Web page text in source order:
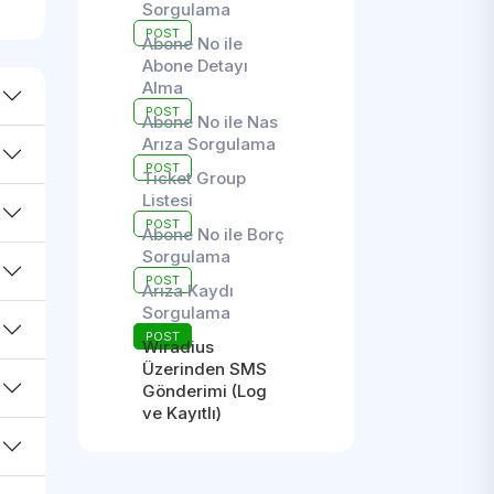
Sorgulama
POST
Abone No ile
Abone Detayı
Alma
POST
Abone No ile Nas
Arıza Sorgulama
POST
Ticket Group
Listesi
POST
Abone No ile Borç
Sorgulama
POST
Arıza Kaydı
Sorgulama
POST
Wiradius
Üzerinden SMS
Gönderimi (Log
ve Kayıtlı)